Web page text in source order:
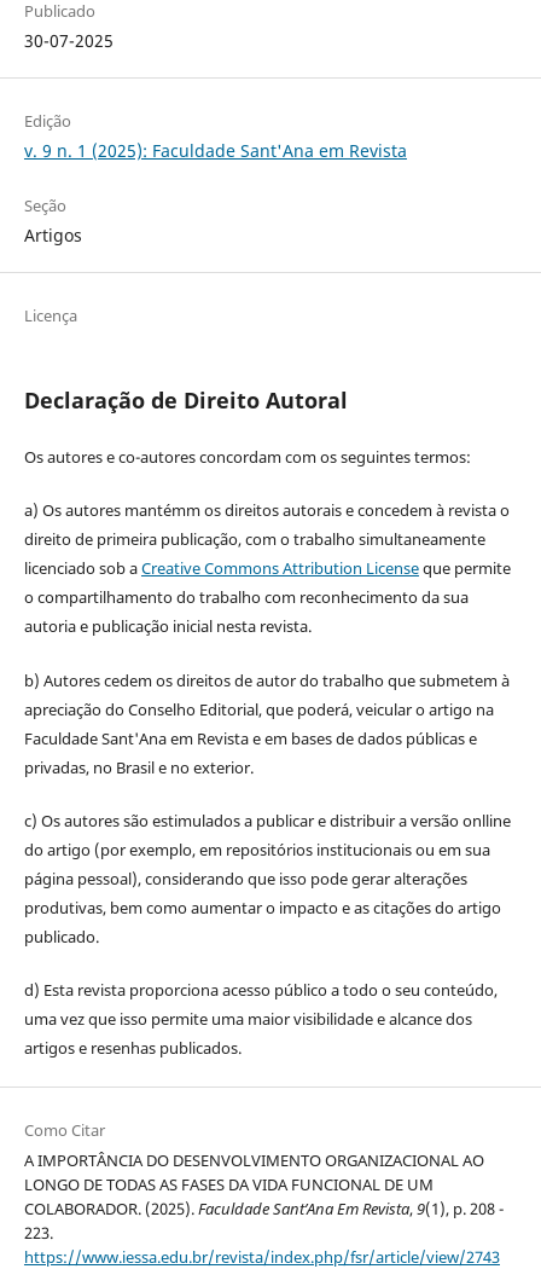
Publicado
30-07-2025
Edição
v. 9 n. 1 (2025): Faculdade Sant'Ana em Revista
Seção
Artigos
Licença
Declaração de Direito Autoral
Os autores e co-autores concordam com os seguintes termos:
a) Os autores mantémm os direitos autorais e concedem à revista o
direito de primeira publicação, com o trabalho simultaneamente
licenciado sob aCreative Commons Attribution Licenseque permite
o compartilhamento do trabalho com reconhecimento da sua
autoria e publicação inicial nesta revista.
b) Autores cedem os direitos de autor do trabalho que submetem à
apreciação do Conselho Editorial, que poderá, veicular o artigo na
Faculdade Sant'Ana em Revista e em bases de dados públicas e
privadas, no Brasil e no exterior.
c) Os autores são estimulados a publicar e distribuir a versão onlline
do artigo (por exemplo, em repositórios institucionais ou em sua
página pessoal), considerando que isso pode gerar alterações
produtivas, bem como aumentar o impacto e as citações do artigo
publicado.
d) Esta revista proporciona acesso público a todo o seu conteúdo,
uma vez que isso permite uma maior visibilidade e alcance dos
artigos e resenhas publicados.
Como Citar
A IMPORTÂNCIA DO DESENVOLVIMENTO ORGANIZACIONAL AO
LONGO DE TODAS AS FASES DA VIDA FUNCIONAL DE UM
COLABORADOR. (2025).Faculdade Sant’Ana Em Revista, 9(1), p. 208 -
223.
https://www.iessa.edu.br/revista/index.php/fsr/article/view/2743